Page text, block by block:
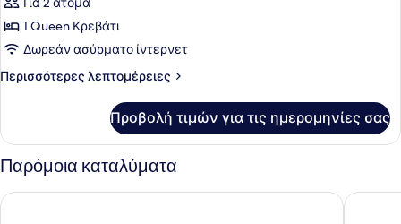
Standard
Δωμάτιο
1 Queen Κρεβάτι
Δωρεάν ασύρματο ίντερνετ
Περισσότερες λεπτομέρειες
Περισσότερες
Δωμάτιο
Προβολή τιμών για τις ημερομηνίες σας
Παρόμοια καταλύματα
Bozzali Elia